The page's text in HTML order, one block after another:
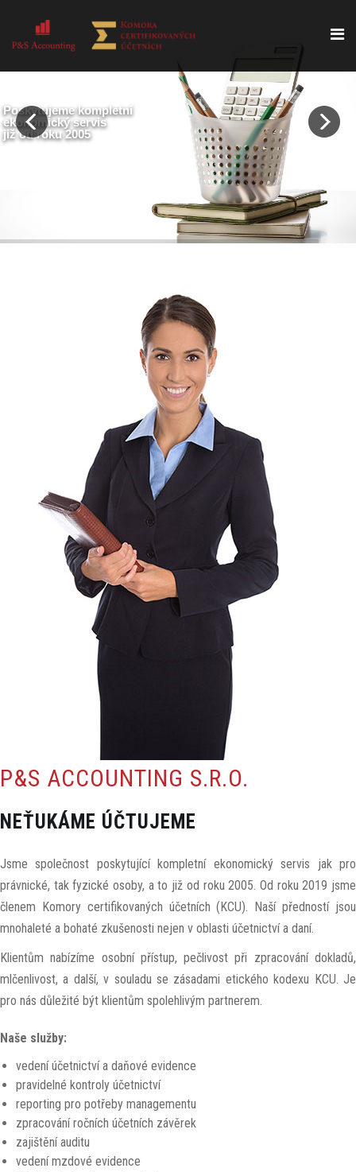
Poskytujeme kompletní
ekonomický servis
již od roku 2005
P&S ACCOUNTING S.R.O.
NEŤUKÁME ÚČTUJEME
Jsme společnost poskytující kompletní ekonomický servis jak pro
právnické, tak fyzické osoby, a to již od roku 2005. Od roku 2019 jsme
členem Komory certifikovaných účetních (KCU). Naší předností jsou
mnohaleté a bohaté zkušenosti nejen v oblasti účetnictví a daní.
Klientům nabízíme osobní přístup, pečlivost při zpracování dokladů,
mlčenlivost, a další, v souladu se zásadami etického kodexu KCU. Je
pro nás důležité být klientům spolehlivým partnerem.
Naše služby:
vedení účetnictví a daňové evidence
pravidelné kontroly účetnictví
reporting pro potřeby managementu
zpracování ročních účetních závěrek
zajištění auditu
vedení mzdové evidence